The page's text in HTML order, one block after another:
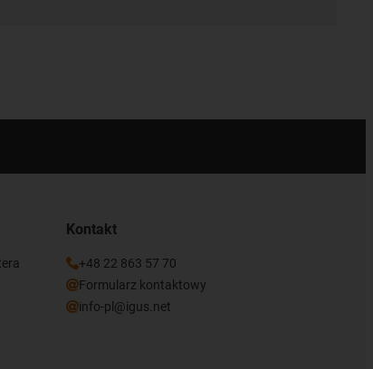
Kontakt
+48 22 863 57 70
Formularz kontaktowy
info-pl@igus.net